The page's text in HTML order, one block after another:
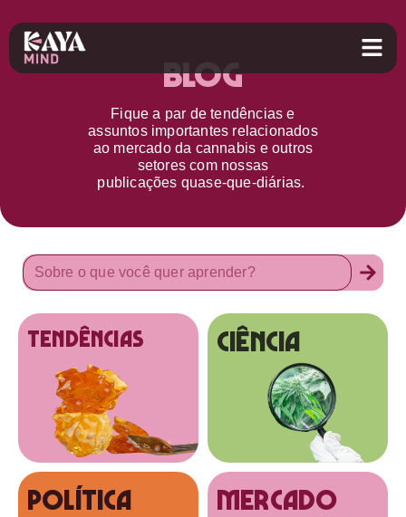
Blog
Fique a par detendências e
assuntos importantes relacionados
ao mercado da cannabis e outros
setorescom nossas
publicações quase-que-diárias.
tendências Ciência
Política MERCADO